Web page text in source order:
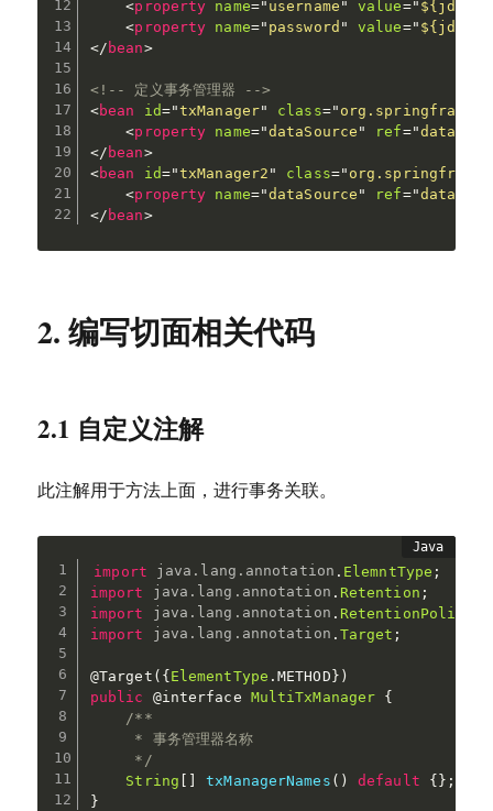
<property name=" username " value="
<property name=" password " value="
</ bean>
<!-- 定义事务管理器 -->
<bean id="txManager" class="
<property name="dataSource " ref="
</ bean>
<bean id="txManager2 " class="
<property name="dataSource " ref="
</ bean>
2. 编写切面相关代码
2.1 自定义注解
此注解用于方法上面，进行事务关联。
import java . lang . annotation . ElemntType ;
import
java . lang . annotation . Retention ;
import
java . lang . annotation . RetentionPolicy
import
java . lang . annotation . Target ;
@Target ( {ElementType .METHOD} )
public
@interface MultiTxManager {
/**
     * 事务管理器名称
     */
String [ ] txManagerNames ( ) default {} ;
}